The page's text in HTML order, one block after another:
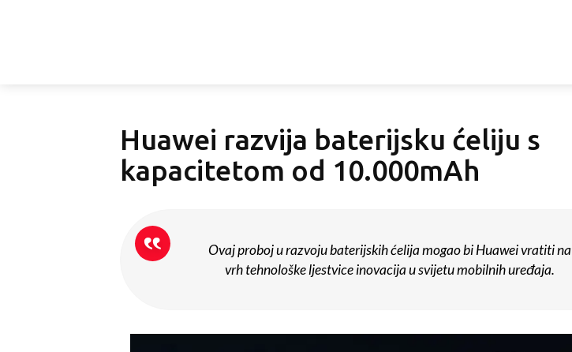
Huawei razvija baterijsku ćeliju s
kapacitetom od 10.000mAh
Ovaj proboj u razvoju baterijskih ćelija mogao bi Huawei vratiti na
vrh tehnološke ljestvice inovacija u svijetu mobilnih uređaja.